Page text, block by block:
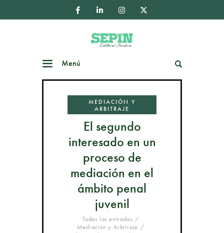
Menú
MEDIACIÓN Y
ARBITRAJE
El segundo
interesado en un
proceso de
mediación en el
ámbito penal
juvenil
Todas las entradas
Mediación y Arbitraje